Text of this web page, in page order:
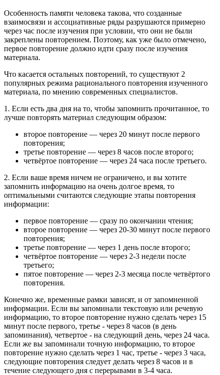
Особенность памяти человека такова, что созданные
взаимосвязи и ассоциативные ряды разрушаются примерно
через час после изучения при условии, что они не были
закреплены повторением. Поэтому, как уже было отмечено,
первое повторение должно идти сразу после изучения
материала.
Что касается остальных повторений, то существуют 2
популярных режима рационального повторения изученного
материала, по мнению современных специалистов.
1. Если есть два дня на то, чтобы запомнить прочитанное, то
лучше повторять материал следующим образом:
второе повторение — через 20 минут после первого
повторения;
третье повторение — через 8 часов после второго;
четвёртое повторение — через 24 часа после третьего.
2. Если ваше время ничем не ограничено, и вы хотите
запомнить информацию на очень долгое время, то
оптимальными считаются следующие этапы повторения
информации:
первое повторение — сразу по окончании чтения;
второе повторение — через 20-30 минут после первого
повторения;
третье повторение — через 1 день после второго;
четвёртое повторение — через 2-3 недели после
третьего;
пятое повторение — через 2-3 месяца после четвёртого
повторения.
Конечно же, временные рамки зависят, и от запомненной
информации. Если вы запоминали текстовую или речевую
информацию, то второе повторение нужно сделать через 15
минут после первого, третье - через 8 часов (в день
запоминания), четвертое - на следующий день, через 24 часа.
Если же вы запоминали точную информацию, то второе
повторение нужно сделать через 1 час, третье - через 3 часа,
следующие повторения следует делать через 8 часов и в
течение следующего дня с перерывами в 3-4 часа.